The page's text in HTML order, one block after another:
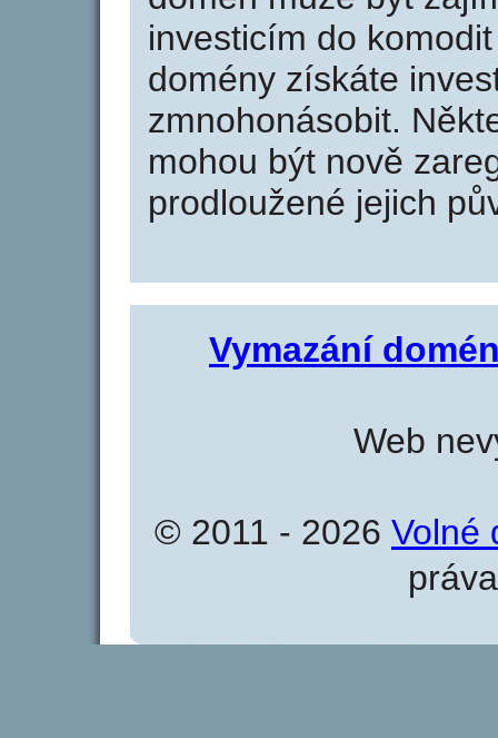
investicím do
domény získáte
zmnohonásobit.
mohou být nově
prodloužené jejich
Vymazání
Web
© 2011 - 2026 Volné